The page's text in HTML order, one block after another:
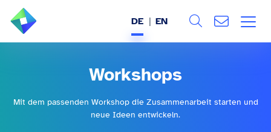
DE EN
Workshops
Mit dem passenden Workshop die Zusammenarbeit starten und
neue Ideen entwickeln.